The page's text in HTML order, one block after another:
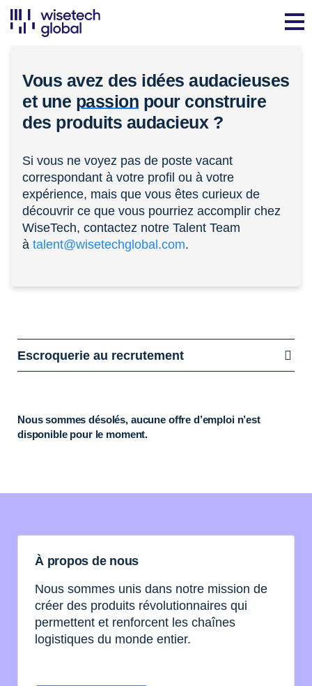
Vous avez des idées audacieuses
et une passion pour construire
des produits audacieux ?
Si vous ne voyez pas de poste vacant
correspondant à votre profil ou à votre
expérience, mais que vous êtes curieux de
découvrir ce que vous pourriez accomplir chez
WiseTech, contactez notre Talent Team
à talent@wisetechglobal.com.
Escroquerie au recrutement
Nous sommes désolés, aucune offre d’emploi n’est
disponible pour le moment.
À propos de nous
Nous sommes unis dans notre mission de
créer des produits révolutionnaires qui
permettent et renforcent les chaînes
logistiques du monde entier.